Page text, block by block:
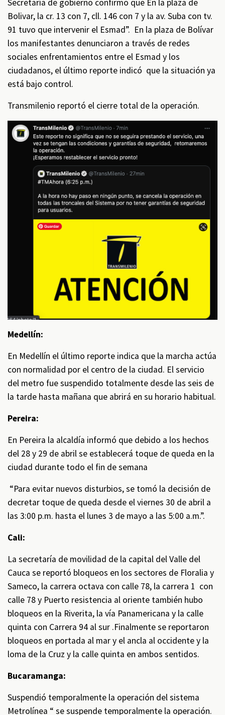
Secretaría de gobierno confirmo que En la plaza de
Bolivar, la cr. 13 con 7, cll. 146 con 7 y la av. Suba con tv.
91 tuvo que intervenir el Esmad”. En la plaza de Bolívar
los manifestantes denunciaron a través de redes
sociales enfrentamientos entre el Esmad y los
ciudadanos, el último reporte indicó que la situación ya
está bajo control.
Transmilenio reportó el cierre total de la operación.
Medellín:
En Medellín el último reporte indica que la marcha actúa
con normalidad por el centro de la ciudad. El servicio
del metro fue suspendido totalmente desde las seis de
la tarde hasta mañana que abrirá en su horario habitual.
Pereira:
En Pereira la alcaldía informó que debido a los hechos
del 28 y 29 de abril se establecerá toque de queda en la
ciudad durante todo el fin de semana
“Para evitar nuevos disturbios, se tomó la decisión de
decretar toque de queda desde el viernes 30 de abril a
las 3:00 p.m. hasta el lunes 3 de mayo a las 5:00 a.m.”.
Cali:
La secretaría de movilidad de la capital del Valle del
Cauca se reportó bloqueos en los sectores de Floralia y
Sameco, la carrera octava con calle 78, la carrera 1 con
calle 78 y Puerto resistencia al oriente también hubo
bloqueos en la Riverita, la vía Panamericana y la calle
quinta con Carrera 94 al sur .Finalmente se reportaron
bloqueos en portada al mar y el ancla al occidente y la
loma de la Cruz y la calle quinta en ambos sentidos.
Bucaramanga:
Suspendió temporalmente la operación del sistema
Metrolínea “ se suspende temporalmente la operación.